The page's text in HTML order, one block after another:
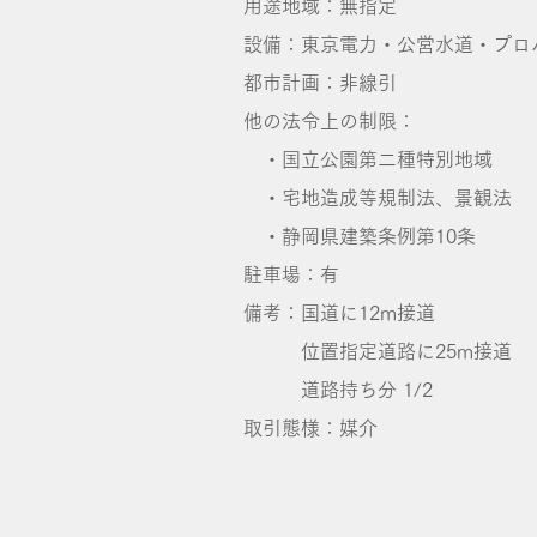
用途地域：無指定
設備：東京電力・公営水道・プロ
都市計画：非線引
他の法令上の制限：
・国立公園第二種特別地域
・宅地造成等規制法、景観法
・静岡県建築条例第10条
駐車場：有
備考：国道に12m接道
位置指定道路に25m接道
道路持ち分 1/2
取引態様：媒介